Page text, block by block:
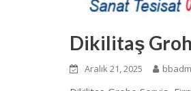
Dikilitaş
Aralık 21, 2025